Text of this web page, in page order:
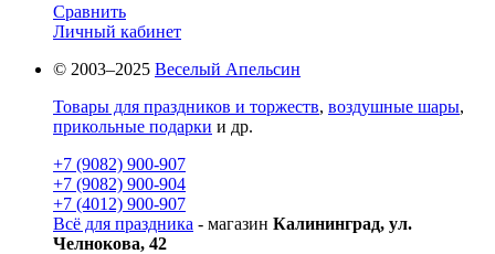
Сравнить
Личный кабинет
© 2003–2025 Веселый Апельсин
Товары для праздников и торжеств, воздушные шары,
прикольные подарки и др.
+7 (9082) 900-907
+7 (9082) 900-904
+7 (4012) 900-907
Всё для праздника - магазин Калининград, ул.
Челнокова, 42